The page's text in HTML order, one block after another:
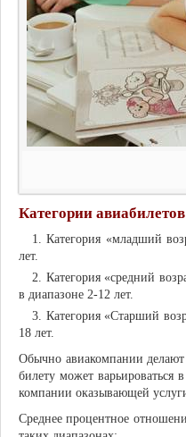
Категории
Категория «младший
лет.
Категория «средний
в диапазоне 2-12 лет.
Категория «Старший
18 лет.
Обычно авиакомпании делают
билету может варьироваться
компании оказывающей
Среднее процентное